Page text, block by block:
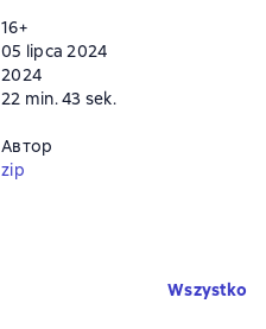
16+
05 lipca 2024
2024
22 min. 43 sek.
Автор
zip
Wszystko